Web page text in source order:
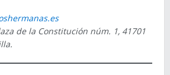
de la Constitución núm. 1, 41701